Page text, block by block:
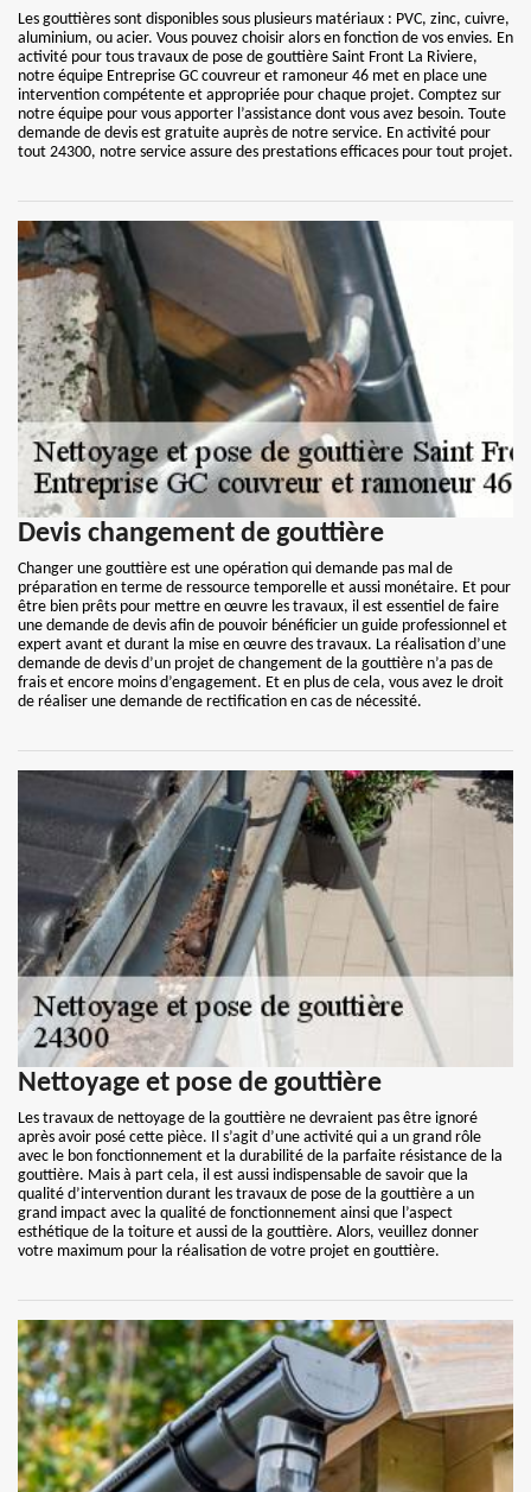
Les gouttières sont disponibles sous plusieurs matériaux : PVC, zinc, cuivre,
aluminium, ou acier. Vous pouvez choisir alors en fonction de vos envies. En
activité pour tous travaux de pose de gouttière Saint Front La Riviere,
notre équipe Entreprise GC couvreur et ramoneur 46 met en place une
intervention compétente et appropriée pour chaque projet. Comptez sur
notre équipe pour vous apporter l’assistance dont vous avez besoin. Toute
demande de devis est gratuite auprès de notre service. En activité pour
tout 24300, notre service assure des prestations efficaces pour tout projet.
Devis changement de gouttière
Changer une gouttière est une opération qui demande pas mal de
préparation en terme de ressource temporelle et aussi monétaire. Et pour
être bien prêts pour mettre en œuvre les travaux, il est essentiel de faire
une demande de devis afin de pouvoir bénéficier un guide professionnel et
expert avant et durant la mise en œuvre des travaux. La réalisation d’une
demande de devis d’un projet de changement de la gouttière n’a pas de
frais et encore moins d’engagement. Et en plus de cela, vous avez le droit
de réaliser une demande de rectification en cas de nécessité.
Nettoyage et pose de gouttière
Les travaux de nettoyage de la gouttière ne devraient pas être ignoré
après avoir posé cette pièce. Il s’agit d’une activité qui a un grand rôle
avec le bon fonctionnement et la durabilité de la parfaite résistance de la
gouttière. Mais à part cela, il est aussi indispensable de savoir que la
qualité d’intervention durant les travaux de pose de la gouttière a un
grand impact avec la qualité de fonctionnement ainsi que l’aspect
esthétique de la toiture et aussi de la gouttière. Alors, veuillez donner
votre maximum pour la réalisation de votre projet en gouttière.